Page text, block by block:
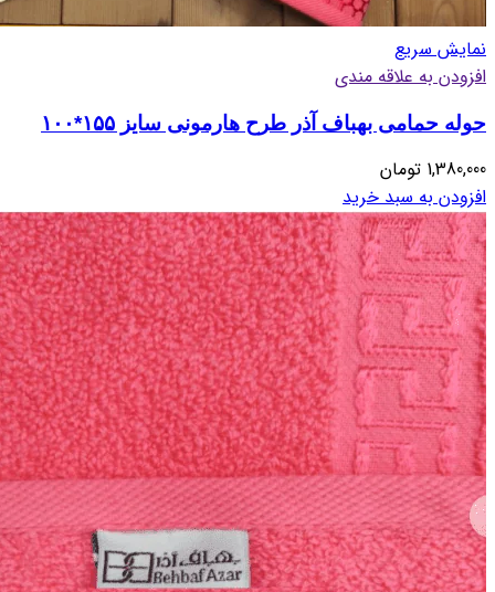
نمایش سریع
افزودن به علاقه مندی
حوله حمامی بهباف آذر طرح هارمونی سایز ۱۵۵*۱۰۰
1,380,000 تومان
افزودن به سبد خرید